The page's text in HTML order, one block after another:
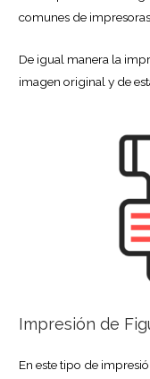
comunes de
De igual manera la
imagen original y de
Impresión de
En este tipo de